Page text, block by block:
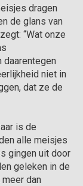
dragen
de glans van
“Wat onze
daarentegen
niet in
dat ze de
is de
alle meisjes
gingen uit door
geleken in de
dan